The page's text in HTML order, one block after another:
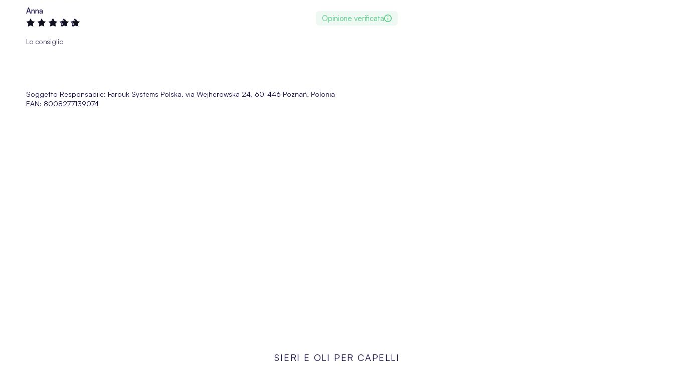
Anna
Opinione verificata
Lo consiglio
Soggetto Responsabile: Farouk Systems Polska, via Wejherowska 24, 60-446 Poznań, Polonia
EAN: 8008277139074
SIERI E OLI PER CAPELLI